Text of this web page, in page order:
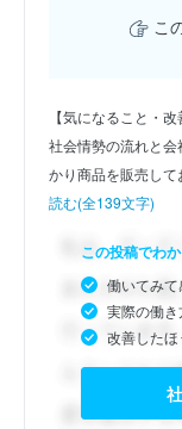
こ
【気になること・
社会情勢の流れと
かり商品を販売し
読む(全139文字)
この投稿でわ
働いてみ
実際の働き
改善した